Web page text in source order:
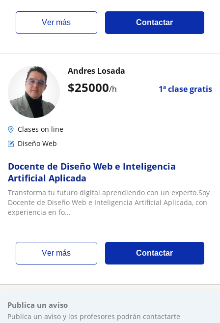
ver más Contactar
$25000/h 1ª clase gratis
Andres Losada
Clases on line
Diseño Web
Docente de Diseño Web e Inteligencia
Artificial Aplicada
Transforma tu futuro digital aprendiendo con un experto.Soy
Docente de Diseño Web e Inteligencia Artificial Aplicada, con
experiencia en fo...
ver más Contactar
Publica un aviso
Publica un aviso y los profesores podrán contactarte